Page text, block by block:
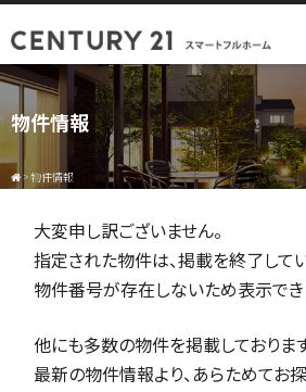
物件情報
>物件情報
大変申し訳ございません。
指定された物件は、掲載を終了して
物件番号が存在しないため表示でき
他にも多数の物件を掲載しております
最新の物件情報より、あらためてお探